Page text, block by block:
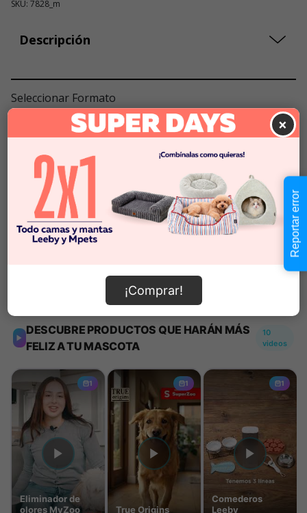
SKU: 7828_m
Descripción
Seleccionar Formato
Cantidad:
-
null
Selecciona una opción para ver
disponibilidad
Añadir al carrito
×
¡Comprar!
Reportar error